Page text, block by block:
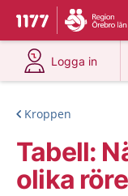
Till startsidan för
Du har valt
Logga in
på 1177.se
Kroppen
Tabell:
olika